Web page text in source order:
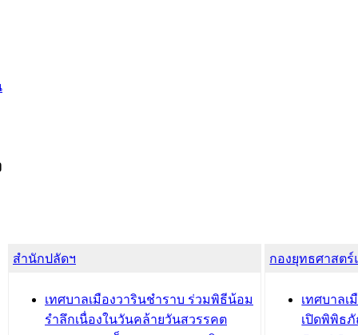
สำนักปลัดฯ
เทศบาลเมืองวารินชำราบ ร่วมพิธีน้อม
รำลึกเนื่องในวันคล้ายวันสวรรคต
กองยุทธศาสต
เทศบาลเ
เปิดพิพิธภั